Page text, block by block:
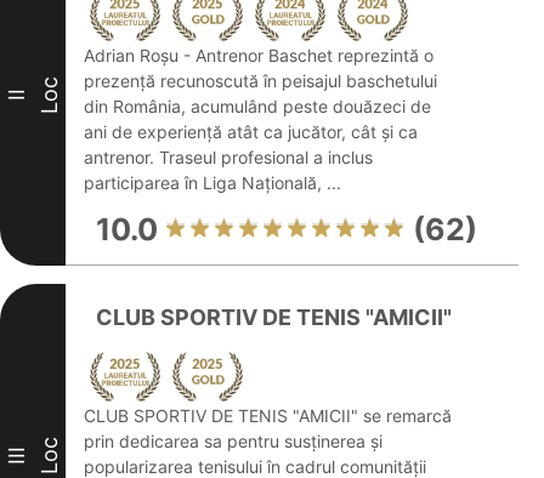
II Loc
Adrian Roșu - Antrenor Baschet reprezintă o
prezență recunoscută în peisajul baschetului
din România, acumulând peste douăzeci de
ani de experiență atât ca jucător, cât și ca
antrenor. Traseul profesional a inclus
participarea în Liga Națională, ...
10.0 (62)
III Loc
CLUB SPORTIV DE TENIS "AMICII"
CLUB SPORTIV DE TENIS "AMICII" se remarcă
prin dedicarea sa pentru susținerea și
popularizarea tenisului în cadrul comunității